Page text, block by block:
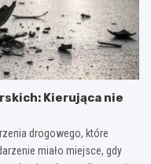
Kierująca nie
drogowego, które
miało miejsce, gdy